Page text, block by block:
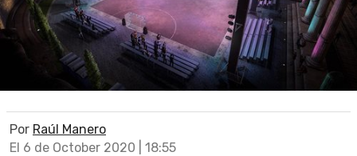
Por Raúl Manero
El 6 de October 2020 | 18:55